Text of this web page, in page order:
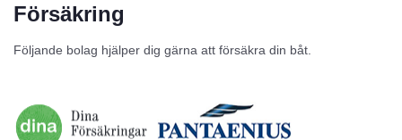
Försäkring
Följande bolag hjälper dig gärna att försäkra din båt.